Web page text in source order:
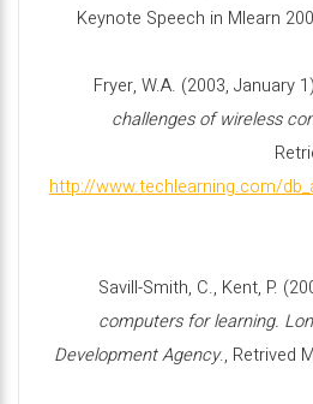
Keynote Speech in Mlearn
Fryer, W.A. (2003, January
challenges of wireless
http://www.techlearning.com/
Savill-Smith, C., Kent, P.
computers for learning.
Development Agency., Retrived